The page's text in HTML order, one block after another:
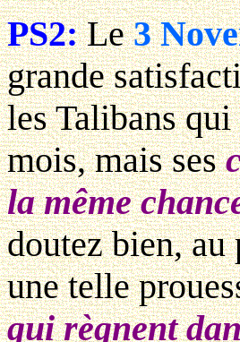
PS2:Le3
grande
les Talibans
mois, mais ses
la même
doutez bien, au
une telle
qui règnent